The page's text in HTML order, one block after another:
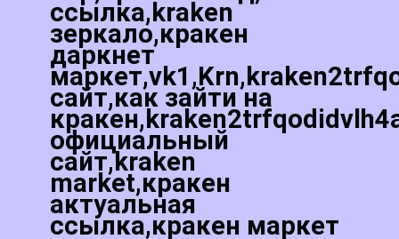
ссылка,kraken
зеркало,кракен
даркнет
сайт,как зайти на
официальный
сайт,kraken
market,кракен
актуальная
ссылка,кракен маркет